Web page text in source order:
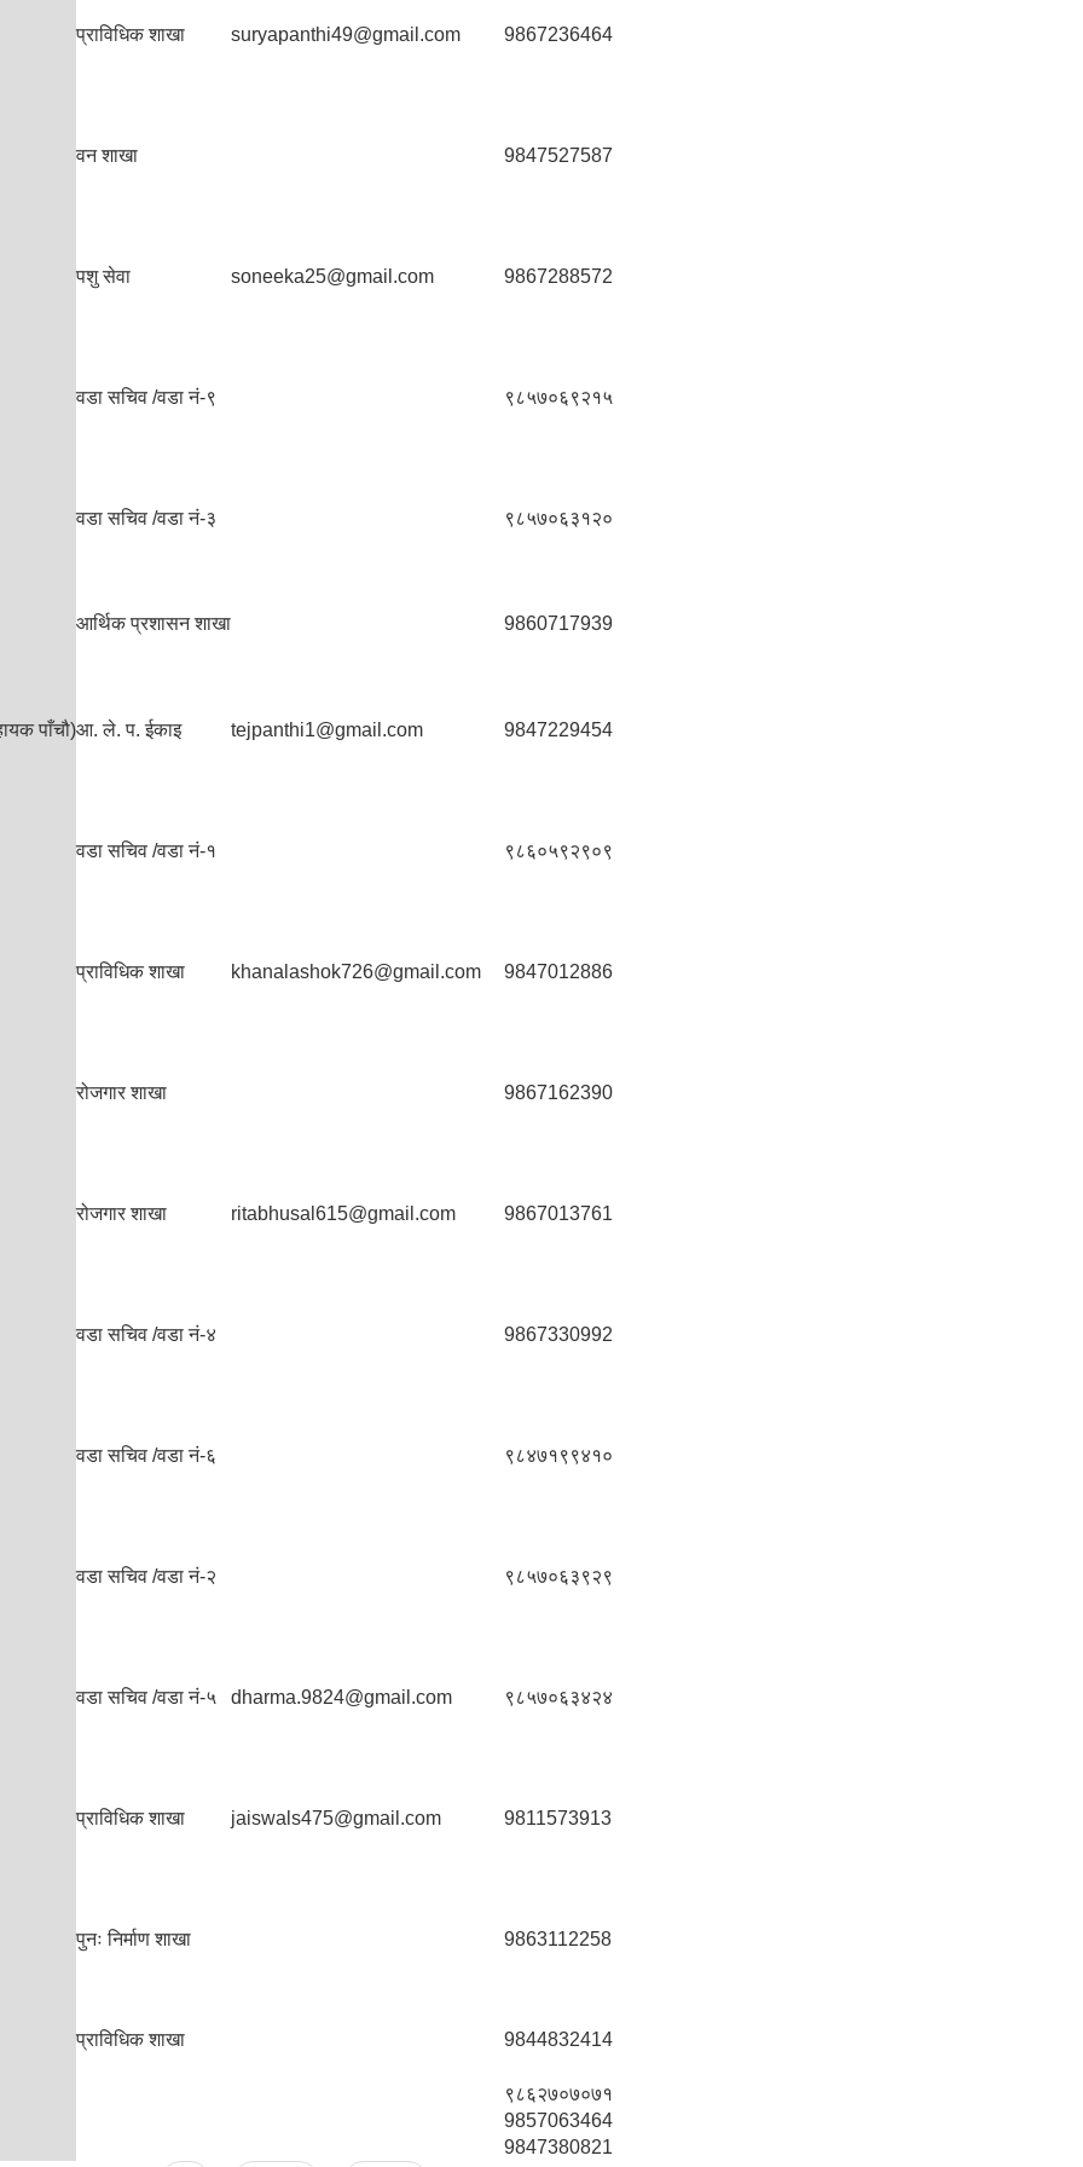
प्राविधिक शाखा suryapanthi49@gmail.com 9867236464
वन शाखा 9847527587
पशु सेवा soneeka25@gmail.com 9867288572
वडा सचिव /वडा नं-९ ९८५७०६९२१५
वडा सचिव /वडा नं-३ ९८५७०६३१२०
आर्थिक प्रशासन शाखा 9860717939
पाँचौ)आ. ले. प. ईकाइ tejpanthi1@gmail.com 9847229454
वडा सचिव /वडा नं-१ ९८६०५९२९०९
प्राविधिक शाखा khanalashok726@gmail.com 9847012886
रोजगार शाखा 9867162390
रोजगार शाखा ritabhusal615@gmail.com 9867013761
वडा सचिव /वडा नं-४ 9867330992
वडा सचिव /वडा नं-६ ९८४७१९९४१०
वडा सचिव /वडा नं-२ ९८५७०६३९२९
वडा सचिव /वडा नं-५ dharma.9824@gmail.com ९८५७०६३४२४
प्राविधिक शाखा jaiswals475@gmail.com 9811573913
पुनः निर्माण शाखा 9863112258
प्राविधिक शाखा 9844832414
९८६२७०७०७१
9857063464
9847380821